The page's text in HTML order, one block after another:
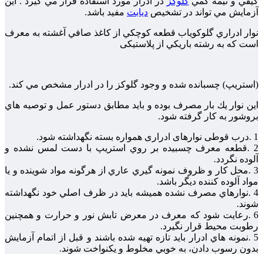
آزمايش مي تواند در تشخيص ديابت مفيد باشد.
نوار ادراري گلوكوياب قطعه كوچكي از كاغذ صافي آغشته به معرف
است كه به رشته باريكي از پلاستیکی
(استريپ) چسبانده شده و وجود گلوکز را در ادرار مشخص مي كند.
اين نوار يك بار مصرف بوده و بايد مطابق دستور عمل و توصيه هاي
بروشور به كار گرفته شود.
1 .درب قوطی نوارهای ادراری همواره بسته نگهداشته شود.
2 .قطعه معرف چسبيده بر روي استريپ با دست لمس نشده و
آلوده نگردد.
3 .محل كار و ظروف نمونه گيري عاري از هرگونه مواد شوينده و يا
مواد آلوده كننده ديگر باشد.
4 .نوارهاي مصرف نشده هميشه بايد در ظرف اصلي خود نگهداشته
شوند.
6 .رعايت شود كه معرف در معرض تابش نور و حرارت و همچنين
رطوبت محيط قرار نگيرد.
5 .نمونه هاي ادرار بايد تازه تهيه شده باشند و قبل از اتمام آزمايش
بدون رسوب دادن، به خوبي مخلوط و يكنواخت شوند.